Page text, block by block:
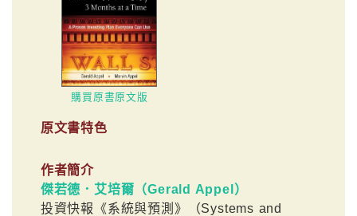
購買原書原文版
原文書特色
作者簡介
傑若德．艾培爾（Gerald Appel）
投資快報《系統與預測》（Systems and